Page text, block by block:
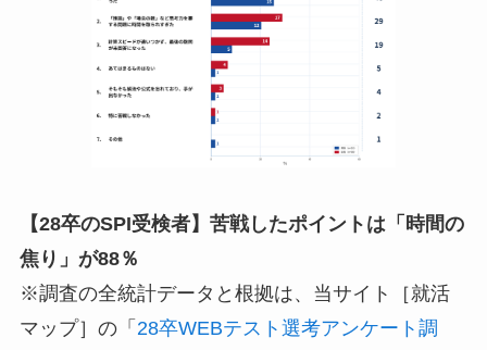
【28卒のSPI受検者】苦戦したポイントは「時間の
焦り」が88％
※調査の全統計データと根拠は、当サイト［就活
マップ］の「 28卒WEBテスト選考アンケート調